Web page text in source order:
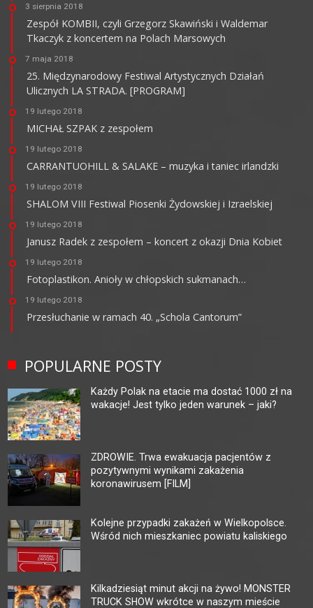
3 sierpnia 2018
Zespół KOMBII, czyli Grzegorz Skawiński i Waldemar
Tkaczyk z koncertem na Polach Marsowych
7 maja 2018
25. Międzynarodowy Festiwal Artystycznych Działań
Ulicznych LA STRADA. [PROGRAM]
19 lutego 2018
MICHAŁ SZPAK z zespołem
19 lutego 2018
CARRANTUOHILL & SALAKE – muzyka i taniec irlandzki
19 lutego 2018
SHALOM VIII Festiwal Piosenki Żydowskiej i Izraelskiej
19 lutego 2018
Janusz Radek z zespołem – koncert z okazji Dnia Kobiet
19 lutego 2018
Fotoplastikon. Anioły w chłopskich sukmanach…
19 lutego 2018
Przesłuchanie w ramach 40. „Schola Cantorum”
POPULARNE POSTY
Każdy Polak na etacie ma dostać 1000 zł na
wakacje! Jest tylko jeden warunek – jaki?
ZDROWIE. Trwa ewakuacja pacjentów z
pozytywnymi wynikami zakażenia
koronawirusem [FILM]
Kolejne przypadki zakażeń w Wielkopolsce.
Wśród nich mieszkaniec powiatu kaliskiego
Kilkadziesiąt minut akcji na żywo! MONSTER
TRUCK SHOW wkrótce w naszym mieście